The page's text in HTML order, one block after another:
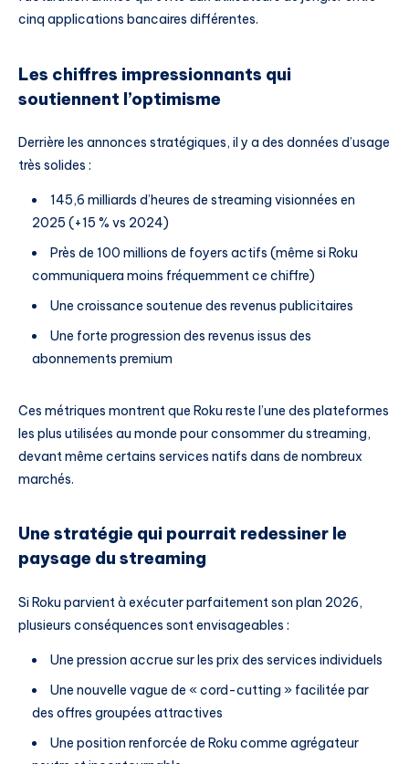
cinq applications bancaires différentes.
Les chiffres impressionnants qui
soutiennent l’optimisme
Derrière les annonces stratégiques, il y a des données d’usage
très solides :
145,6 milliards d’heures de streaming visionnées en
2025 (+15 % vs 2024)
Près de 100 millions de foyers actifs (même si Roku
communiquera moins fréquemment ce chiffre)
Une croissance soutenue des revenus publicitaires
Une forte progression des revenus issus des
abonnements premium
Ces métriques montrent que Roku reste l’une des plateformes
les plus utilisées au monde pour consommer du streaming,
devant même certains services natifs dans de nombreux
marchés.
Une stratégie qui pourrait redessiner le
paysage du streaming
Si Roku parvient à exécuter parfaitement son plan 2026,
plusieurs conséquences sont envisageables :
Une pression accrue sur les prix des services individuels
Une nouvelle vague de « cord-cutting » facilitée par
des offres groupées attractives
Une position renforcée de Roku comme agrégateur